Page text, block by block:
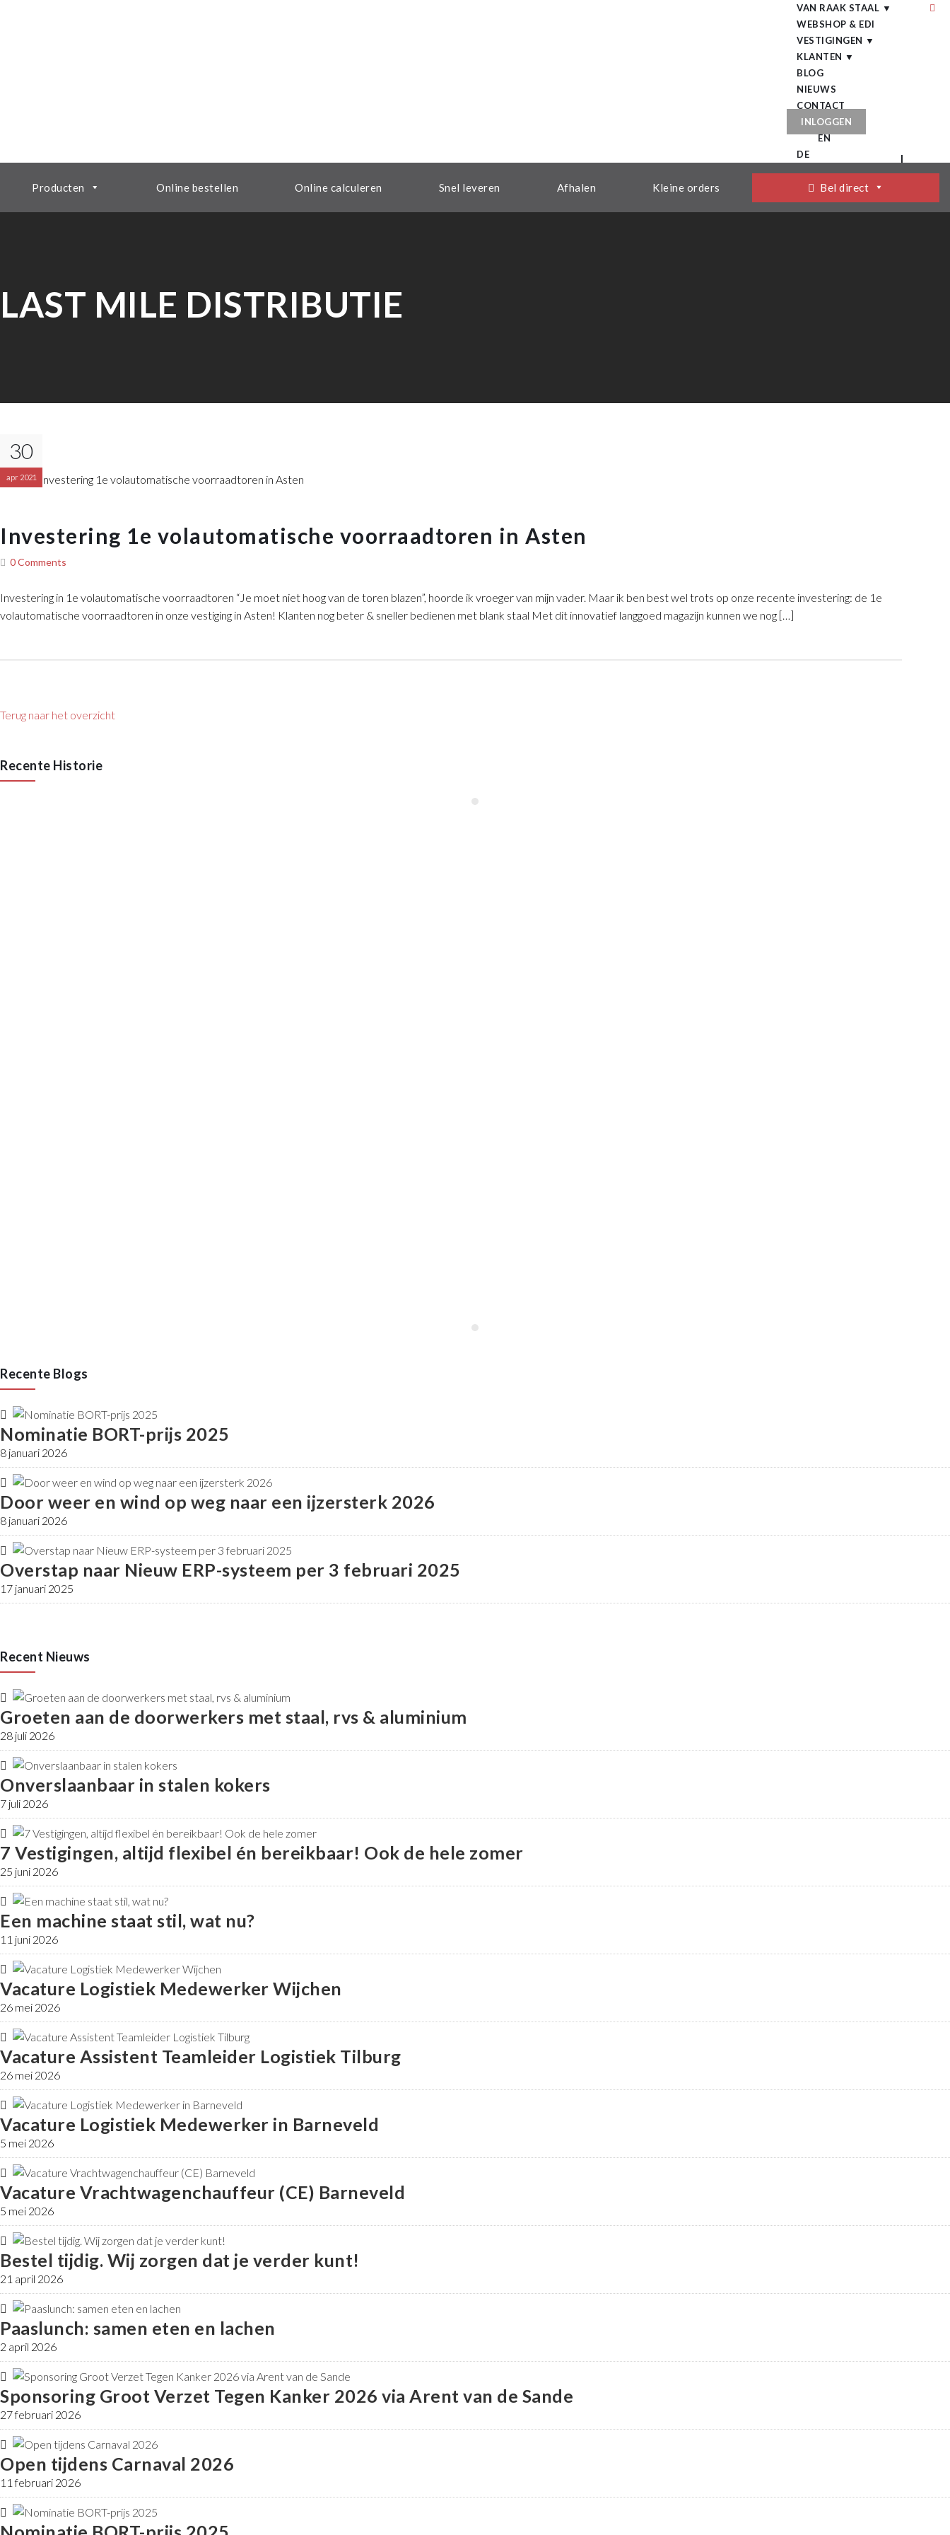
VAN RAAK STAAL ▼
WEBSHOP & EDI
VESTIGINGEN ▼
KLANTEN ▼
BLOG
NIEUWS
CONTACT
INLOGGEN
EN
DE
Producten Online bestellen Online calculeren Snel leveren Afhalen Kleine orders Bel direct
LAST MILE DISTRIBUTIE
30
apr 2021
Investering 1e volautomatische voorraadtoren in Asten
0 Comments
Investering in 1e volautomatische voorraadtoren “Je moet niet hoog van de toren blazen”, hoorde ik vroeger van mijn vader. Maar ik ben best wel trots op onze recente investering: de 1e
volautomatische voorraadtoren in onze vestiging in Asten! Klanten nog beter & sneller bedienen met blank staal Met dit innovatief langgoed magazijn kunnen we nog […]
Terug naar het overzicht
Recente Historie
Recente Blogs
Nominatie BORT-prijs 2025
8 januari 2026
Door weer en wind op weg naar een ijzersterk 2026
8 januari 2026
Overstap naar Nieuw ERP-systeem per 3 februari 2025
17 januari 2025
Recent Nieuws
Groeten aan de doorwerkers met staal, rvs & aluminium
28 juli 2026
Onverslaanbaar in stalen kokers
7 juli 2026
7 Vestigingen, altijd flexibel én bereikbaar! Ook de hele zomer
25 juni 2026
Een machine staat stil, wat nu?
11 juni 2026
Vacature Logistiek Medewerker Wijchen
26 mei 2026
Vacature Assistent Teamleider Logistiek Tilburg
26 mei 2026
Vacature Logistiek Medewerker in Barneveld
5 mei 2026
Vacature Vrachtwagenchauffeur (CE) Barneveld
5 mei 2026
Bestel tijdig. Wij zorgen dat je verder kunt!
21 april 2026
Paaslunch: samen eten en lachen
2 april 2026
Sponsoring Groot Verzet Tegen Kanker 2026 via Arent van de Sande
27 februari 2026
Open tijdens Carnaval 2026
11 februari 2026